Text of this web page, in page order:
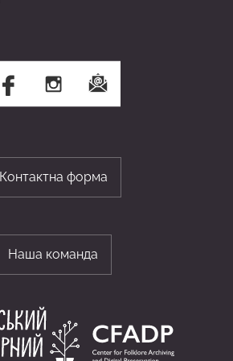
Контактна форма
Наша команда